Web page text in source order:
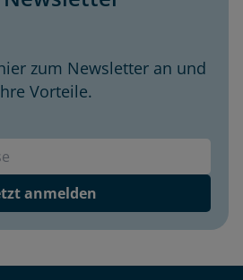
zum Newsletter an und
Vorteile.
anmelden